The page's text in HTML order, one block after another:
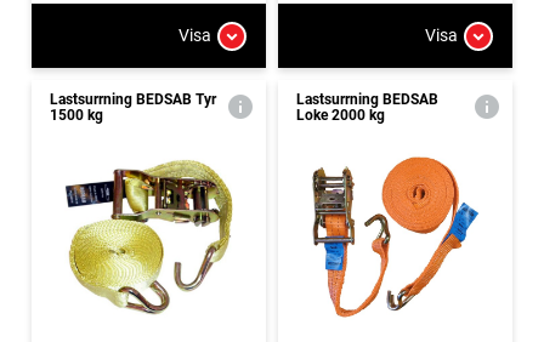
Visa Visa
Lastsurrning BEDSAB Tyr
1500 kg
Lastsurrning BEDSAB
Loke 2000 kg